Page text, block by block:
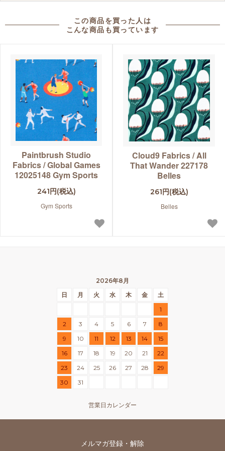
この商品を買った人は
こんな商品も買っています
Paintbrush Studio
Fabrics / Global Games
12025148 Gym Sports
241円(税込)
Gym Sports
Cloud9 Fabrics / All
That Wander 227178
Belles
261円(税込)
Belles
2026年8月
日
月 火 水 木 金
土
1
2
3 4 5 6 7
8
9
10 11 12 13 14
15
16
17 18 19 20 21
22
23
24 25 26 27 28
29
30
31
営業日カレンダー
メルマガ登録・解除